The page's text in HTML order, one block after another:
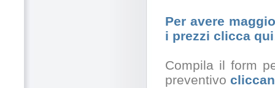
Per avere
i prezzi clicca qui
Compila il form
preventivo